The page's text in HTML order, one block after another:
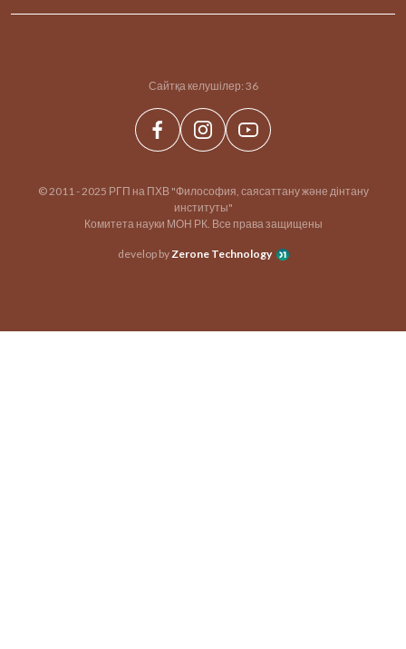
Сайтқа келушілер: 36
© 2011 - 2025 РГП на ПХВ "Философия, саясаттану және дінтану
институты"
Комитета науки МОН РК. Все права защищены
develop byZerone Technology